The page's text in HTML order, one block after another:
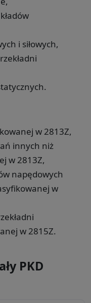
i siłowych,
w 2813Z,
innych niż
w 2813Z,
napędowych
w
w 2815Z.
PKD